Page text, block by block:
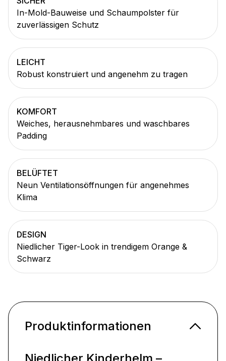
In-Mold-Bauweise und Schaumpolster für
zuverlässigen Schutz
LEICHT
Robust konstruiert und angenehm zu tragen
KOMFORT
Weiches, herausnehmbares und waschbares
Padding
BELÜFTET
Neun Ventilationsöffnungen für angenehmes
Klima
DESIGN
Niedlicher Tiger-Look in trendigem Orange &
Schwarz
Produktinformationen